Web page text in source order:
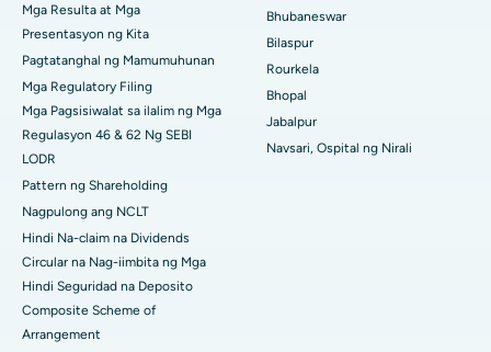
Pinakamahusay na Ospital sa Sektor-19, Rourkela
Pinakamahusay na Ospital sa Swargate, Pune
Pinakamahusay na Ospital ng Kanser ng Kababaihan sa Timog
Delhi
Mga Resulta at Mga
Presentasyon ng Kita
Pagtatanghal ng Mamumuhunan
Mga Regulatory Filing
Mga Pagsisiwalat sa ilalim ng Mga
Regulasyon 46 & 62 Ng SEBI
LODR
Pattern ng Shareholding
Nagpulong ang NCLT
Hindi Na-claim na Dividends
Circular na Nag-iimbita ng Mga
Hindi Seguridad na Deposito
Composite Scheme of
Arrangement
Bhubaneswar
Bilaspur
Rourkela
Bhopal
Jabalpur
Navsari, Ospital ng Nirali